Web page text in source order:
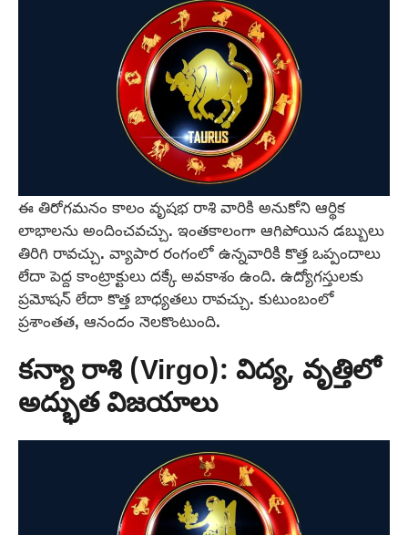
ఈ తిరోగమనం కాలం వృషభ రాశి వారికి అనుకోని ఆర్థిక
లాభాలను అందించవచ్చు. ఇంతకాలంగా ఆగిపోయిన డబ్బులు
తిరిగి రావచ్చు. వ్యాపార రంగంలో ఉన్నవారికి కొత్త ఒప్పందాలు
లేదా పెద్ద కాంట్రాక్టులు దక్కే అవకాశం ఉంది. ఉద్యోగస్తులకు
ప్రమోషన్ లేదా కొత్త బాధ్యతలు రావచ్చు. కుటుంబంలో
ప్రశాంతత, ఆనందం నెలకొంటుంది.
కన్యా రాశి (Virgo): విద్య, వృత్తిలో
అద్భుత విజయాలు